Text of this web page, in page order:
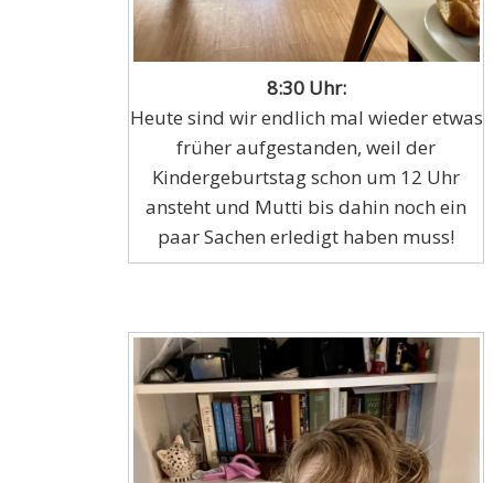
8:30 Uhr:
Heute sind wir endlich mal wieder etwas
früher aufgestanden, weil der
Kindergeburtstag schon um 12 Uhr
ansteht und Mutti bis dahin noch ein
paar Sachen erledigt haben muss!